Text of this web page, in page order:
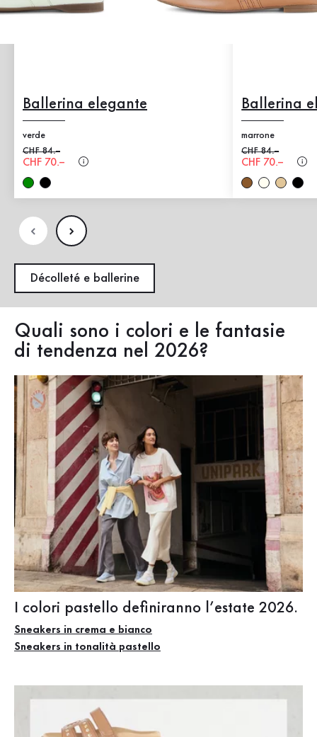
Ballerina elegante
verde
Prezzo precedente
CHF 84.–
Nuovo prezzo
CHF 70.–
Ballerina
marrone
Prezzo
CHF 84.–
Nuovo prezzo
CHF 70.–
Décolleté e ballerine
Quali sono i colori e le fantasie
di tendenza nel 2026?
I colori pastello definiranno l’estate 2026.
Sneakers in crema e bianco
Sneakers in tonalità pastello